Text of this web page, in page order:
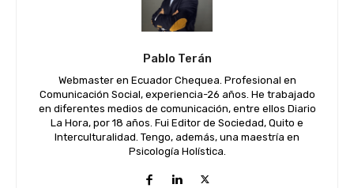
Pablo Terán
Webmaster en Ecuador Chequea. Profesional en
Comunicación Social, experiencia-26 años. He trabajado
en diferentes medios de comunicación, entre ellos Diario
La Hora, por 18 años. Fui Editor de Sociedad, Quito e
Interculturalidad. Tengo, además, una maestría en
Psicología Holística.